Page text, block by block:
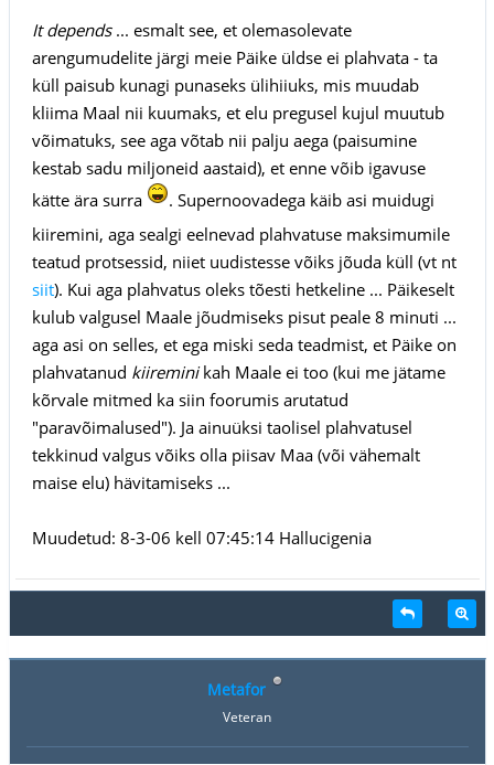
It depends... esmalt see, et olemasolevate
arengumudelite järgi meie Päike üldse ei plahvata - ta
küll paisub kunagi punaseks ülihiiuks, mis muudab
kliima Maal nii kuumaks, et elu pregusel kujul muutub
võimatuks, see aga võtab nii palju aega (paisumine
kestab sadu miljoneid aastaid), et enne võib igavuse
kätte ära surra
. Supernoovadega käib asi muidugi
kiiremini, aga sealgi eelnevad plahvatuse maksimumile
teatud protsessid, niiet uudistesse võiks jõuda küll (vt nt
siit). Kui aga plahvatus oleks tõesti hetkeline ... Päikeselt
kulub valgusel Maale jõudmiseks pisut peale 8 minuti ...
aga asi on selles, et ega miski seda teadmist, et Päike on
plahvatanud kiireminikah Maale ei too (kui me jätame
kõrvale mitmed ka siin foorumis arutatud
"paravõimalused"). Ja ainuüksi taolisel plahvatusel
tekkinud valgus võiks olla piisav Maa (või vähemalt
maise elu) hävitamiseks ...
Muudetud: 8-3-06 kell 07:45:14 Hallucigenia
Metafor
Veteran